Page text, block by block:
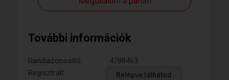
További információk
Randiazonosító:
4788463
Regisztrált:
Belépve láthatod